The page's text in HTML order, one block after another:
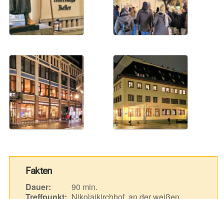
Fakten
Dauer:
90 min.
Treffpunkt: Nikolaikirchhof, an der weißen